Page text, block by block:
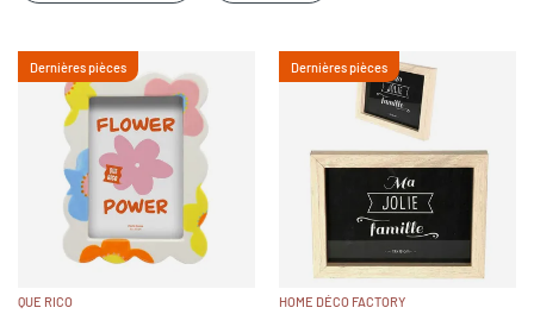
Dernières pièces
QUE RICO
Dernières pièces
HOME DÉCO FACTORY